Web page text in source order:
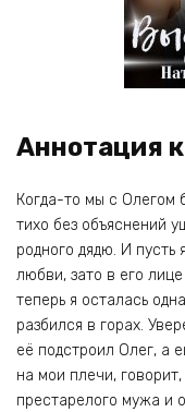
Аннотация
Когда-то мы с Олегом
тихо без объяснений
родного дядю. И пусть
любви, зато в его
теперь я осталась
разбился в горах.
её подстроил Олег, а
на мои плечи,
престарелого мужа и